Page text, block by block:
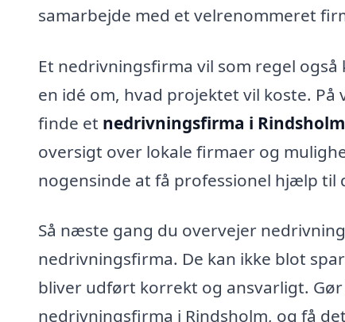
samarbejde med et velrenommeret
Et nedrivningsfirma vil som regel
en idé om, hvad projektet vil koste.
finde et nedrivningsfirma i Rindsholm
oversigt over lokale firmaer og
nogensinde at få professionel hjælp til
Så næste gang du overvejer
nedrivningsfirma. De kan ikke blot
bliver udført korrekt og ansvarligt.
nedrivningsfirma i Rindsholm, og få